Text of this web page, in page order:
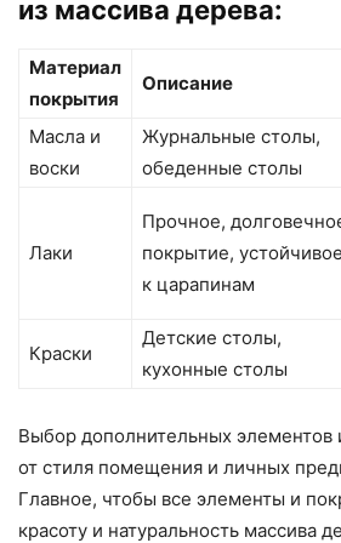
из массива дерева:
Материал
покрытия
Описание
Масла и
воски
Журнальные столы,
обеденные столы
Лаки
Прочное,
покрытие, устойчивое
к царапинам
Краски
Детские столы,
кухонные столы
Выбор дополнительных элементов
от стиля помещения и личных
Главное, чтобы все элементы и
красоту и натуральность массива